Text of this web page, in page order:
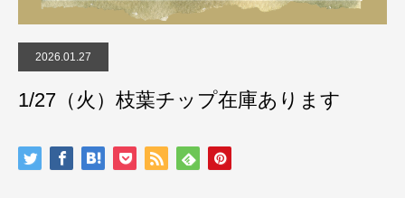
2026.01.27
1/27（火）枝葉チップ在庫あります